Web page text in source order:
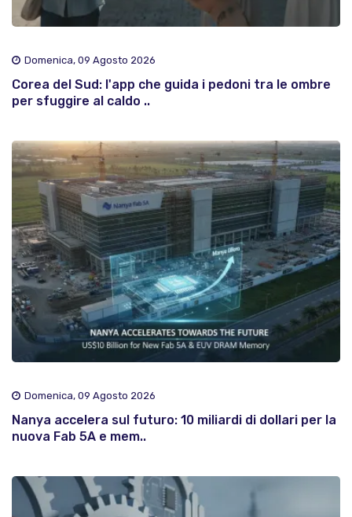
Domenica, 09 Agosto 2026
Corea del Sud: l'app che guida i pedoni tra le ombre
per sfuggire al caldo ..
Domenica, 09 Agosto 2026
Nanya accelera sul futuro: 10 miliardi di dollari per la
nuova Fab 5A e mem..